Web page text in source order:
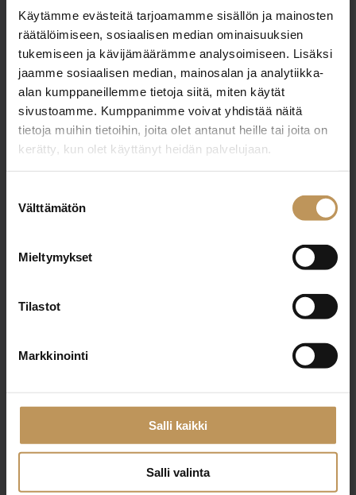
Käytämme evästeitä tarjoamamme sisällön ja mainosten
räätälöimiseen, sosiaalisen median ominaisuuksien
tukemiseen ja kävijämäärämme analysoimiseen. Lisäksi
jaamme sosiaalisen median, mainosalan ja analytiikka-
alan kumppaneillemme tietoja siitä, miten käytät
sivustoamme. Kumppanimme voivat yhdistää näitä
tietoja muihin tietoihin, joita olet antanut heille tai joita on
kerätty, kun olet käyttänyt heidän palvelujaan.
valinta
Välttämätön
Mieltymykset
Tilastot
Markkinointi
Salli kaikki
Salli valinta
Miten voin auttaa
asuntoasioissa?
Risto Volanen
Aihe